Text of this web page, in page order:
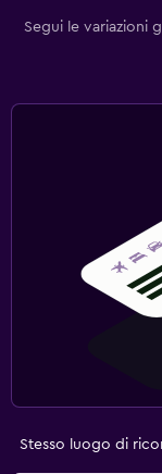
Segui le variazioni
Stesso luogo di